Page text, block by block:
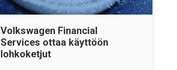
Volkswagen Financial
Services ottaa käyttöön
lohkoketjut